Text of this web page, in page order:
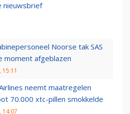
nieuwsbrief
Noorse tak SAS
moment afgeblazen
15:11
neemt maatregelen
70.000 xtc-pillen smokkelde
14:07